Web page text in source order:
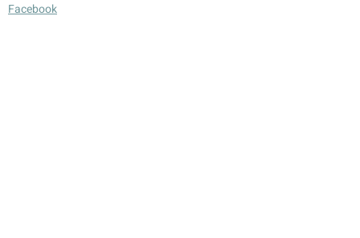
Facebook